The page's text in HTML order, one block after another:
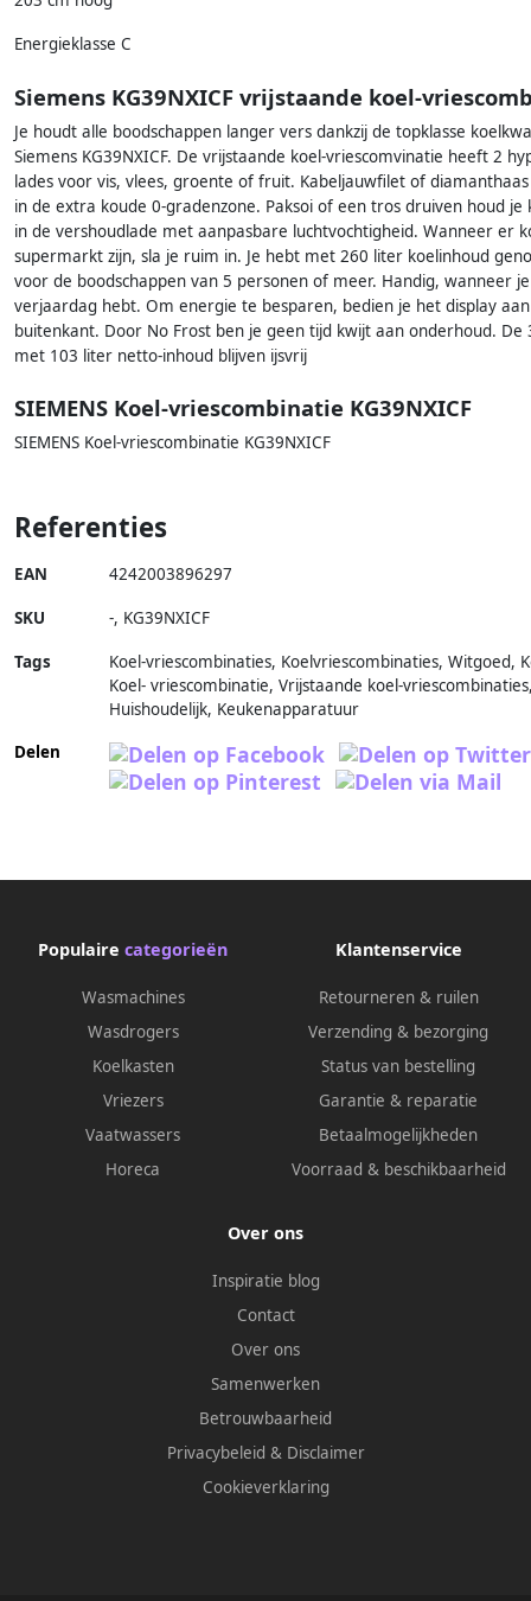
Energieklasse C
Siemens KG39NXICF vrijstaande koel-
Je houdt alle boodschappen langer vers dankzij de topklasse
Siemens KG39NXICF. De vrijstaande koel-vriescomvinatie heeft 2
lades voor vis, vlees, groente of fruit. Kabeljauwfilet of
in de extra koude 0-gradenzone. Paksoi of een tros druiven houd je
in de vershoudlade met aanpasbare luchtvochtigheid. Wanneer er
supermarkt zijn, sla je ruim in. Je hebt met 260 liter koelinhoud
voor de boodschappen van 5 personen of meer. Handig, wanneer
verjaardag hebt. Om energie te besparen, bedien je het display
buitenkant. Door No Frost ben je geen tijd kwijt aan onderhoud. De
met 103 liter netto-inhoud blijven ijsvrij
SIEMENS Koel-vriescombinatie KG39NXICF
SIEMENS Koel-vriescombinatie KG39NXICF
Referenties
EAN 4242003896297
SKU -, KG39NXICF
Tags
Koel-vriescombinaties, Koelvriescombinaties, Witgoed,
Koel- vriescombinatie, Vrijstaande koel-
Huishoudelijk, Keukenapparatuur
Delen
Populaire categorieën
Wasmachines
Wasdrogers
Koelkasten
Vriezers
Vaatwassers
Horeca
Klantenservice
Retourneren & ruilen
Verzending & bezorging
Status van bestelling
Garantie & reparatie
Betaalmogelijkheden
Voorraad & beschikbaarheid
Over ons
Inspiratie blog
Contact
Over ons
Samenwerken
Betrouwbaarheid
Privacybeleid & Disclaimer
Cookieverklaring